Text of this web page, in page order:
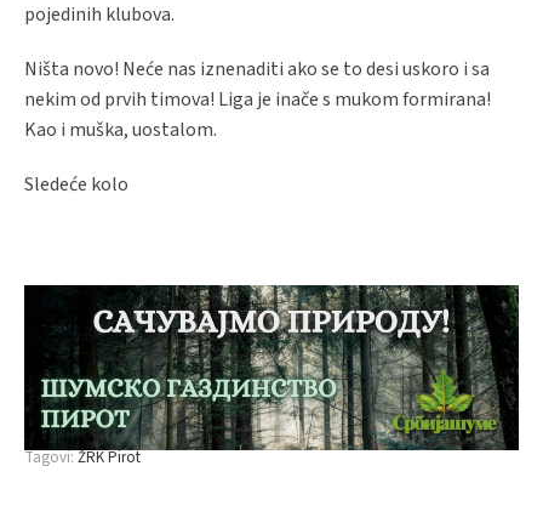
pojedinih klubova.
Ništa novo! Neće nas iznenaditi ako se to desi uskoro i sa
nekim od prvih timova! Liga je inače s mukom formirana!
Kao i muška, uostalom.
Sledeće kolo
Tagovi:ŽRK Pirot